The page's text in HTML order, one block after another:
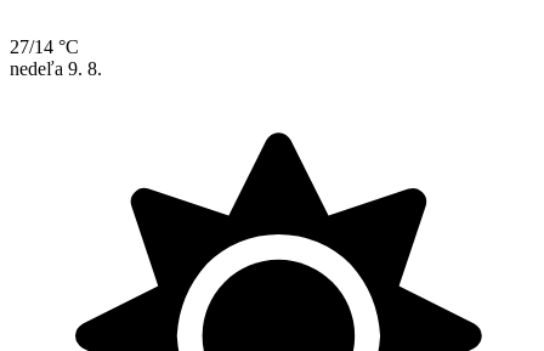
27/14 °C
nedeľa 9. 8.